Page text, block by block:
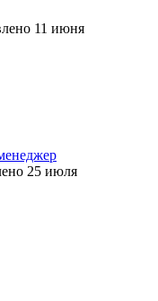
11 июня
25 июля